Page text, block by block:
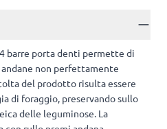
4 barre porta denti permette di
non perfettamente
del prodotto risulta essere
di foraggio, preservando sullo
delle leguminose. La